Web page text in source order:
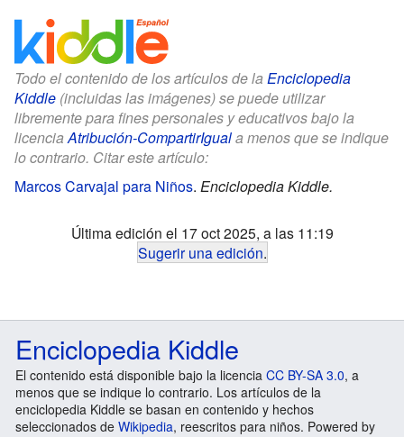
Todo el contenido de los artículos de la Enciclopedia
Kiddle (incluidas las imágenes) se puede utilizar
libremente para fines personales y educativos bajo la
licenciaAtribución-CompartirIguala menos que se indique
lo contrario. Citar este artículo:
Marcos Carvajal para Niños. Enciclopedia Kiddle.
Última edición el 17 oct 2025, a las 11:19
Sugerir una edición.
Enciclopedia Kiddle
El contenido está disponible bajo la licencia CC BY-SA 3.0, a
menos que se indique lo contrario. Los artículos de la
enciclopedia Kiddle se basan en contenido y hechos
seleccionados de Wikipedia, reescritos para niños. Powered by